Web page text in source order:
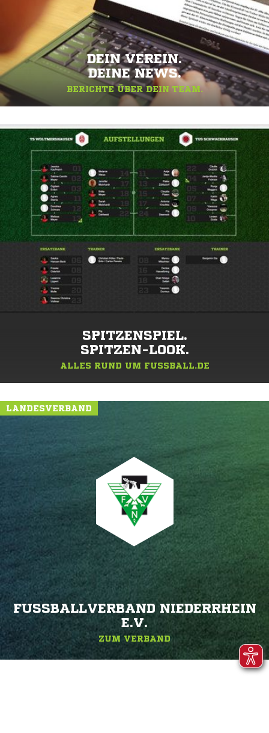
DEIN VEREIN.
DEINE NEWS.
BERICHTE ÜBER DEIN TEAM.
SPITZENSPIEL.
SPITZEN-LOOK.
ALLES RUND UM FUSSBALL.DE
LANDESVERBAND
FUSSBALLVERBAND NIEDERRHEIN E
.V.
ZUM VERBAND